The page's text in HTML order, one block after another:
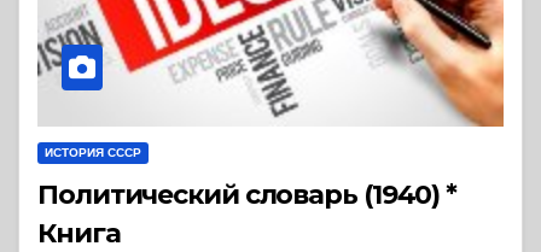
ИСТОРИЯ СССР
Политический словарь (1940) *
Книга